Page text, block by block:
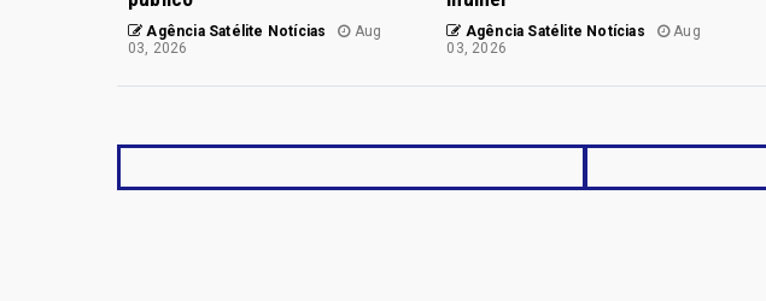
Agência Satélite Notícias
Aug
03, 2026
Agência Satélite Notícias
Aug
03, 2026